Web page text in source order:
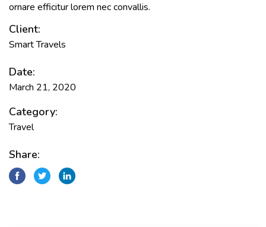
ornare efficitur lorem nec convallis.
Client:
Smart Travels
Date:
March 21, 2020
Category:
Travel
Share: